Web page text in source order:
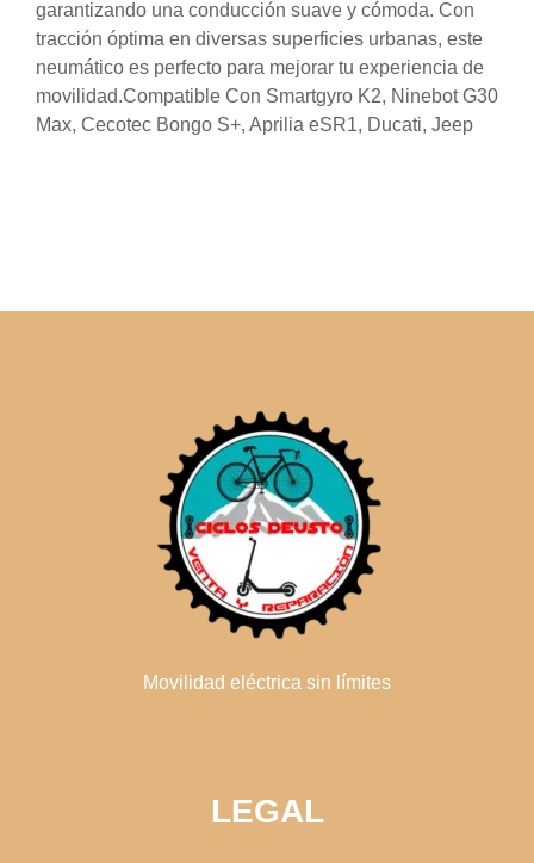
garantizando una conducción suave y cómoda. Con
tracción óptima en diversas superficies urbanas, este
neumático es perfecto para mejorar tu experiencia de
movilidad.Compatible Con Smartgyro K2, Ninebot G30
Max, Cecotec Bongo S+, Aprilia eSR1, Ducati, Jeep
Movilidad eléctrica sin límites
LEGAL